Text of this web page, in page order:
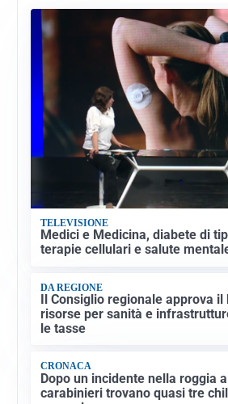
TELEVISIONE
Medici e Medicina, diabete di
terapie cellulari e salute
DA REGIONE
Il Consiglio regionale approva
risorse per sanità e
le tasse
CRONACA
Dopo un incidente nella roggia
carabinieri trovano quasi tre